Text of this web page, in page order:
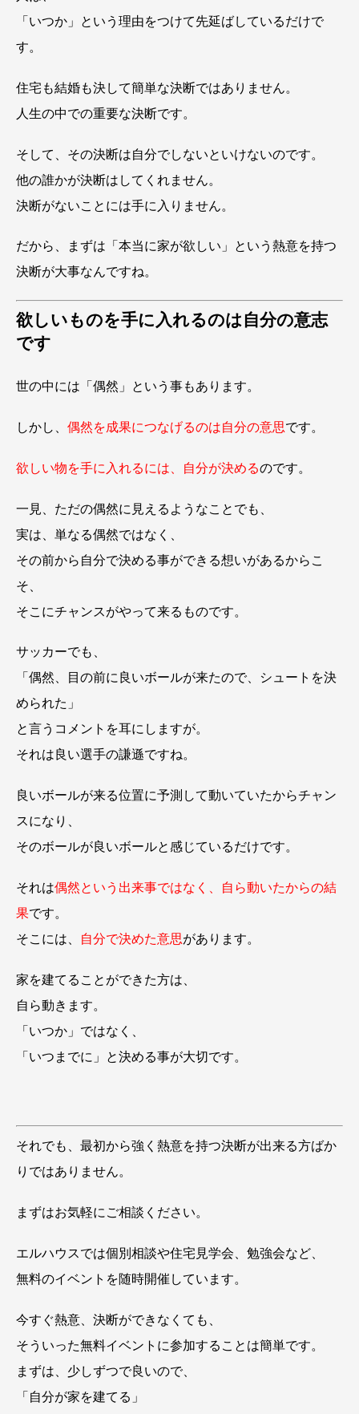
「いつか」という理由をつけて先延ばしているだけで
す。
住宅も結婚も決して簡単な決断ではありません。
人生の中での重要な決断です。
そして、その決断は自分でしないといけないのです。
他の誰かが決断はしてくれません。
決断がないことには手に入りません。
だから、まずは「本当に家が欲しい」という熱意を持つ
決断が大事なんですね。
欲しいものを手に入れるのは自分の意志
です
世の中には「偶然」という事もあります。
しかし、 偶然を成果につなげるのは自分の意思です。
欲しい物を手に入れるには、自分が決めるのです。
一見、ただの偶然に見えるようなことでも、
実は、単なる偶然ではなく、
その前から自分で決める事ができる想いがあるからこ
そ、
そこにチャンスがやって来るものです。
サッカーでも、
「偶然、目の前に良いボールが来たので、シュートを決
められた」
と言うコメントを耳にしますが。
それは良い選手の謙遜ですね。
良いボールが来る位置に予測して動いていたからチャン
スになり、
そのボールが良いボールと感じているだけです。
それは偶然という出来事ではなく、自ら動いたからの結
果です。
そこには、
自分で決めた意思があります。
家を建てることができた方は、
自ら動きます。
「いつか」ではなく、
「いつまでに」と決める事が大切です。
それでも、最初から強く熱意を持つ決断が出来る方ばか
りではありません。
まずはお気軽にご相談ください。
エルハウスでは個別相談や住宅見学会、勉強会など、
無料のイベントを随時開催しています。
今すぐ熱意、決断ができなくても、
そういった無料イベントに参加することは簡単です。
まずは、少しずつで良いので、
「自分が家を建てる」